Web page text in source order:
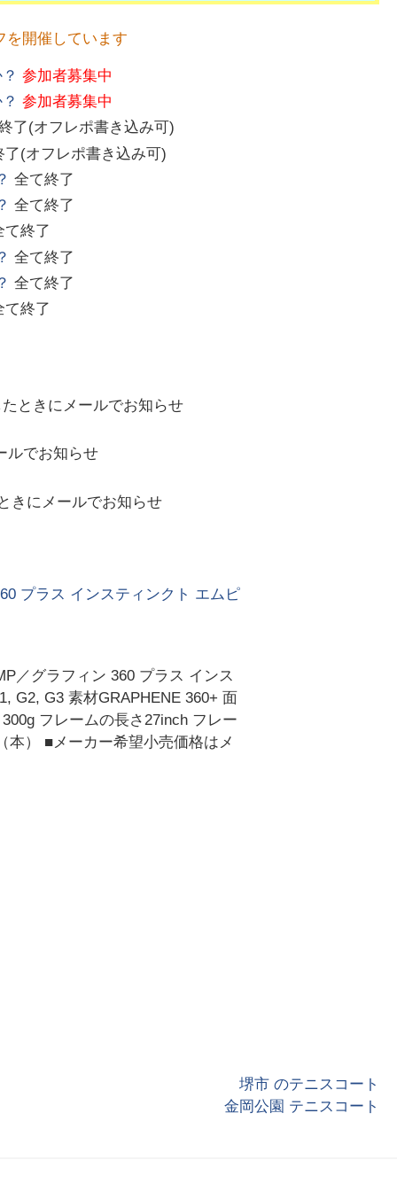
を開催しています
参加者募集中
参加者募集中
了(オフレポ書き込み可)
了(オフレポ書き込み可)
全て終了
全て終了
て終了
全て終了
全て終了
て終了
ときにメールでお知らせ
ルでお知らせ
きにメールでお知らせ
プラス インスティンクト エムピ
／グラフィン 360 プラス インス
G2, G3 素材GRAPHENE 360+ 面
フレームの長さ27inch フレー
本） ■メーカー希望小売価格はメ
堺市 のテニスコート
金岡公園 テニスコート